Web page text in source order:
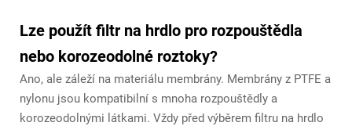
Lze použít filtr na hrdlo pro rozpouštědla
nebo korozeodolné roztoky?
Ano, ale záleží na materiálu membrány. Membrány z PTFE a
nylonu jsou kompatibilní s mnoha rozpouštědly a
korozeodolnými látkami. Vždy před výběrem filtru na hrdlo